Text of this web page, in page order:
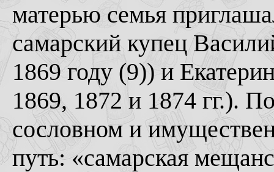
матерью семья
самарский купец
1869 году (9)) и
1869, 1872 и 1874 гг.).
сословном и
путь: «самарская